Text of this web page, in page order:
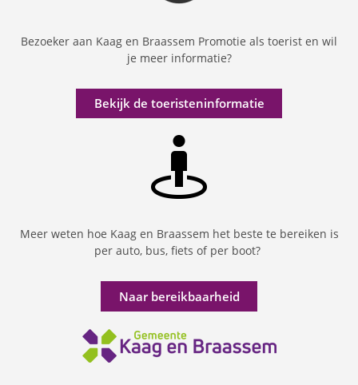
Bezoeker aan Kaag en Braassem Promotie als toerist en wil
je meer informatie?
Bekijk de toeristeninformatie
Meer weten hoe Kaag en Braassem het beste te bereiken is
per auto, bus, fiets of per boot?
Naar bereikbaarheid